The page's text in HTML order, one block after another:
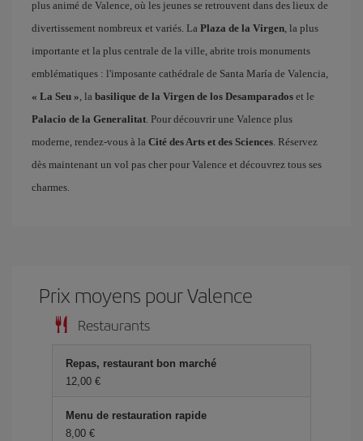
plus animé de Valence, où les jeunes se retrouvent dans des lieux de
divertissement nombreux et variés. La Plaza de la Virgen, la plus
importante et la plus centrale de la ville, abrite trois monuments
emblématiques : l'imposante cathédrale de Santa María de Valencia,
« La Seu », la basilique de la Virgen de los Desamparados et le
Palacio de la Generalitat. Pour découvrir une Valence plus
moderne, rendez-vous à la Cité des Arts et des Sciences. Réservez
dès maintenant un vol pas cher pour Valence et découvrez tous ses
charmes.
Prix ​​moyens pour Valence
Restaurants
Repas, restaurant bon marché
12,00 €
Menu de restauration rapide
8,00 €